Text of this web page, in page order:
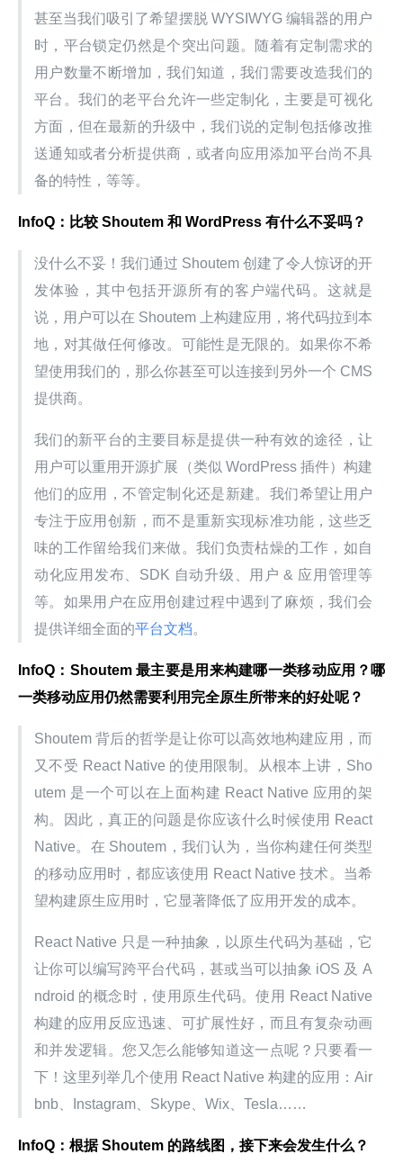
甚至当我们吸引了希望摆脱 WYSIWYG 编辑器的用户
时，平台锁定仍然是个突出问题。随着有定制需求的
用户数量不断增加，我们知道，我们需要改造我们的
平台。我们的老平台允许一些定制化，主要是可视化
方面，但在最新的升级中，我们说的定制包括修改推
送通知或者分析提供商，或者向应用添加平台尚不具
备的特性，等等。
InfoQ：比较 Shoutem 和 WordPress 有什么不妥吗？
没什么不妥！我们通过 Shoutem 创建了令人惊讶的开
发体验，其中包括开源所有的客户端代码。这就是
说，用户可以在 Shoutem 上构建应用，将代码拉到本
地，对其做任何修改。可能性是无限的。如果你不希
望使用我们的，那么你甚至可以连接到另外一个 CMS
提供商。
我们的新平台的主要目标是提供一种有效的途径，让
用户可以重用开源扩展（类似 WordPress 插件）构建
他们的应用，不管定制化还是新建。我们希望让用户
专注于应用创新，而不是重新实现标准功能，这些乏
味的工作留给我们来做。我们负责枯燥的工作，如自
动化应用发布、SDK 自动升级、用户 & 应用管理等
等。如果用户在应用创建过程中遇到了麻烦，我们会
提供详细全面的平台文档。
InfoQ：Shoutem 最主要是用来构建哪一类移动应用？哪
一类移动应用仍然需要利用完全原生所带来的好处呢？
Shoutem 背后的哲学是让你可以高效地构建应用，而
又不受 React Native 的使用限制。从根本上讲，Sho
utem 是一个可以在上面构建 React Native 应用的架
构。因此，真正的问题是你应该什么时候使用 React
Native。在 Shoutem，我们认为，当你构建任何类型
的移动应用时，都应该使用 React Native 技术。当希
望构建原生应用时，它显著降低了应用开发的成本。
React Native 只是一种抽象，以原生代码为基础，它
让你可以编写跨平台代码，甚或当可以抽象 iOS 及 A
ndroid 的概念时，使用原生代码。使用 React Native
构建的应用反应迅速、可扩展性好，而且有复杂动画
和并发逻辑。您又怎么能够知道这一点呢？只要看一
下！这里列举几个使用 React Native 构建的应用：Air
bnb、Instagram、Skype、Wix、Tesla……
InfoQ：根据 Shoutem 的路线图，接下来会发生什么？